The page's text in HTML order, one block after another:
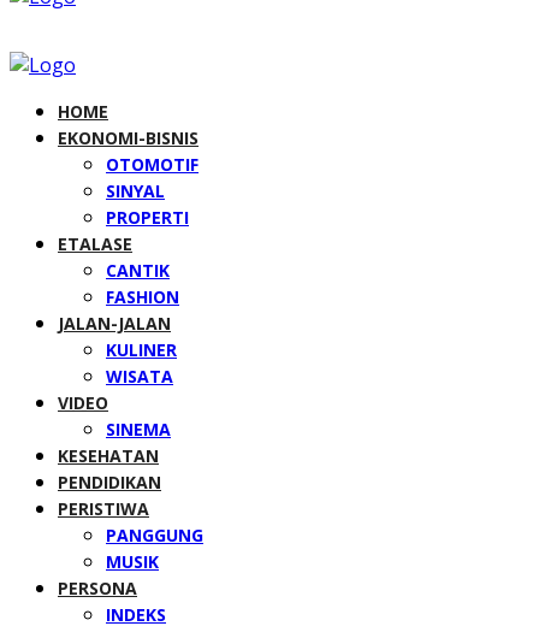
HOME
EKONOMI-BISNIS
OTOMOTIF
SINYAL
PROPERTI
ETALASE
CANTIK
FASHION
JALAN-JALAN
KULINER
WISATA
VIDEO
SINEMA
KESEHATAN
PENDIDIKAN
PERISTIWA
PANGGUNG
MUSIK
PERSONA
INDEKS